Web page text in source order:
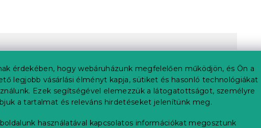
érdekében, hogy webáruházunk megfelelően működjön, és Ön a
legjobb vásárlási élményt kapja, sütiket és hasonló technológiákat
Ezek segítségével elemezzük a látogatottságot, személyre
a tartalmat és releváns hirdetéseket jelenítünk meg.
használatával kapcsolatos információkat megosztunk